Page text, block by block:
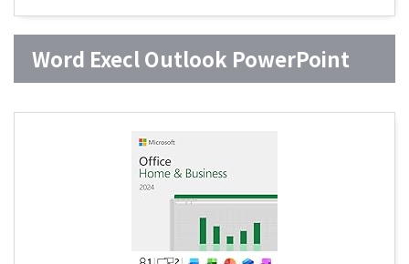
Word Execl Outlook PowerPoint